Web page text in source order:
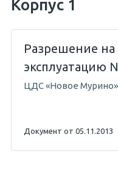
Корпус 1
Разрешение на
эксплуатацию
ЦДС «Новое Мурино»
Документ от 05.11.2013